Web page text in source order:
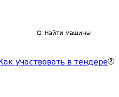
Найти машины
участвовать в тендере